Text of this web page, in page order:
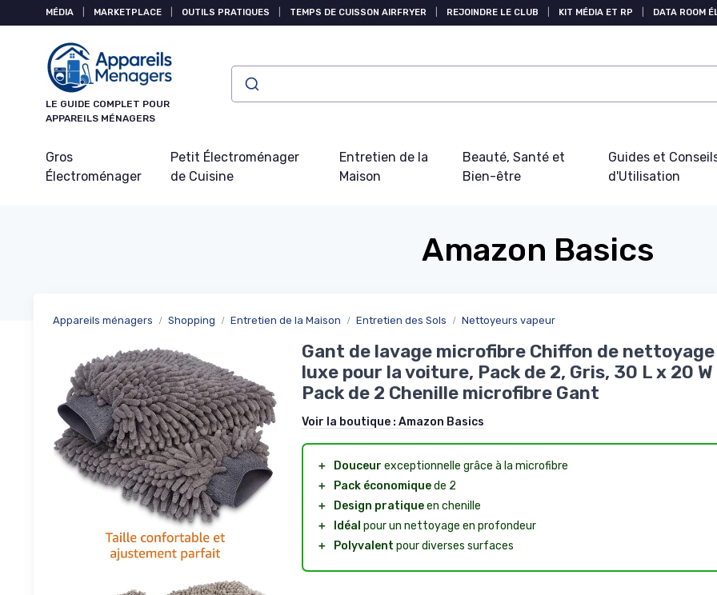
MÉDIA MARKETPLACE OUTILS PRATIQUES TEMPS DE CUISSON AIRFRYER REJOINDRE LE CLUB KIT MÉDIA ET RP DATA ROOM
LE GUIDE COMPLET POUR
APPAREILS MÉNAGERS
Gros
Électroménager
Petit Électroménager
de Cuisine
Entretien de la
Maison
Beauté, Santé et
Bien-être
Guides et
d'Utilisation
Amazon Basics
Appareils ménagers Shopping Entretien de la Maison Entretien des Sols Nettoyeurs vapeur
Gant de lavage microfibre Chiffon de nettoyage
luxe pour la voiture, Pack de 2, Gris, 30 L x 20 W
Pack de 2 Chenille microfibre Gant
Voir la boutique : Amazon Basics
＋ Douceur exceptionnelle grâce à la microfibre
＋
Pack économiquede 2
＋
Design pratiqueen chenille
＋
Idéal pour un nettoyage en profondeur
＋
Polyvalent pour diverses surfaces
Panneau de gestion des cookies